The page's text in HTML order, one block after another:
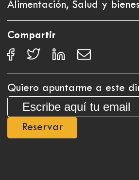
Alimentación, Salud y
Compartir
Quiero apuntarme a este
Reservar